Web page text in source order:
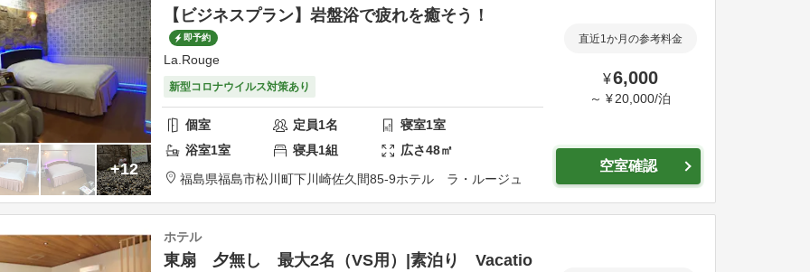
+12
【ビジネスプラン】岩盤浴で疲れを癒そう！
即予約
La.Rouge
新型コロナウイルス対策あり
個室 定員1名 寝室1室
浴室1室 寝具1組 広さ48㎡
福島県福島市松川町下川崎佐久間85-9ホテル ラ・ルージュ
直近1か月の参考料金
¥6,000
～ ¥ 20,000/泊
空室確認
ホテル
東扇 夕無し 最大2名（VS用）|素泊り Vacatio